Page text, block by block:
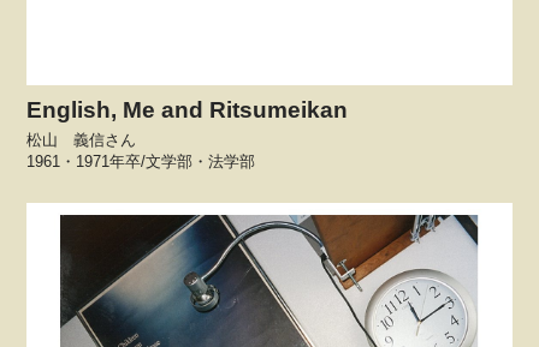
English, Me and Ritsumeikan
松山 義信さん
1961・1971年卒/文学部・法学部